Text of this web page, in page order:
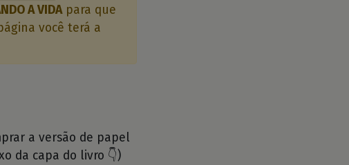
A VIDApara que
você terá a
a versão de papel
da capa do livro 👇)